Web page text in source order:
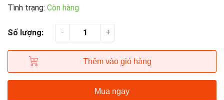
Tình trạng: Còn hàng
Số lượng: - +
Thêm vào giỏ hàng
Mua ngay